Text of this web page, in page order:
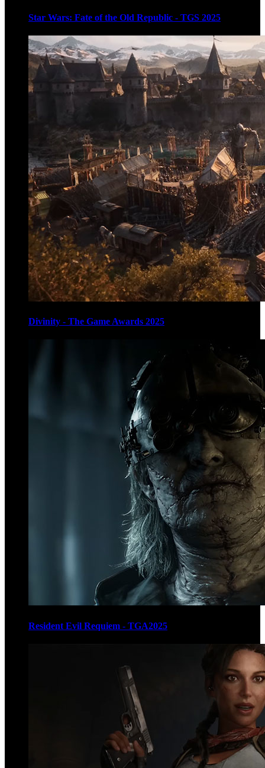
Star Wars: Fate of the Old Republic - TGS 2025
Divinity - The Game Awards 2025
Resident Evil Requiem - TGA2025